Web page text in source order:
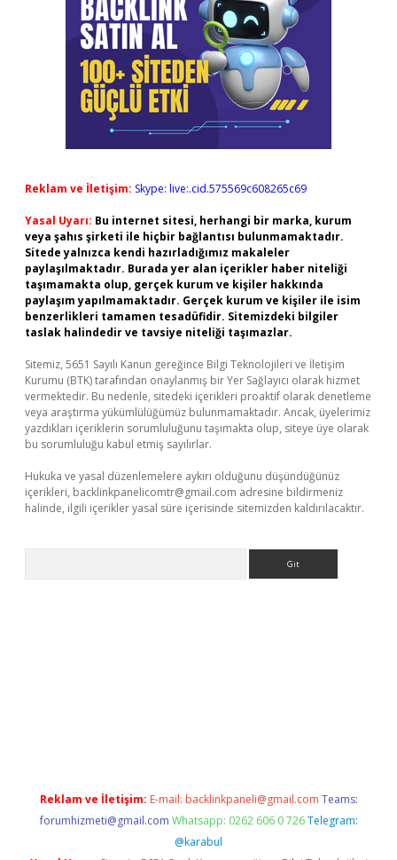
Reklam ve İletişim: Skype: live:.cid.575569c608265c69
Yasal Uyarı: Bu internet sitesi, herhangi bir marka, kurum
veya şahıs şirketi ile hiçbir bağlantısı bulunmamaktadır.
Sitede yalnızca kendi hazırladığımız makaleler
paylaşılmaktadır. Burada yer alan içerikler haber niteliği
taşımamakta olup, gerçek kurum ve kişiler hakkında
paylaşım yapılmamaktadır. Gerçek kurum ve kişiler ile isim
benzerlikleri tamamen tesadüfidir. Sitemizdeki bilgiler
taslak halindedir ve tavsiye niteliği taşımazlar.
Sitemiz, 5651 Sayılı Kanun gereğince Bilgi Teknolojileri ve İletişim
Kurumu (BTK) tarafından onaylanmış bir Yer Sağlayıcı olarak hizmet
vermektedir. Bu nedenle, sitedeki içerikleri proaktif olarak denetleme
veya araştırma yükümlülüğümüz bulunmamaktadır. Ancak, üyelerimiz
yazdıkları içeriklerin sorumluluğunu taşımakta olup, siteye üye olarak
bu sorumluluğu kabul etmiş sayılırlar.
Hukuka ve yasal düzenlemelere aykırı olduğunu düşündüğünüz
içerikleri, backlinkpanelicomtr@gmail.com adresine bildirmeniz
halinde, ilgili içerikler yasal süre içerisinde sitemizden kaldırılacaktır.
Reklam ve İletişim: E-mail: backlinkpaneli@gmail.com Teams:
forumhizmeti@gmail.com Whatsapp: 0262 606 0 726 Telegram:
@karabul